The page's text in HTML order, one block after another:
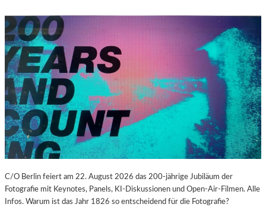
C/O Berlin feiert am 22. August 2026 das 200-jährige Jubiläum der
Fotografie mit Keynotes, Panels, KI-Diskussionen und Open-Air-Filmen. Alle
Infos. Warum ist das Jahr 1826 so entscheidend für die Fotografie?